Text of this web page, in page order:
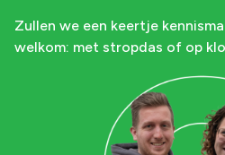
Zullen we een keertje
welkom: met stropdas of op